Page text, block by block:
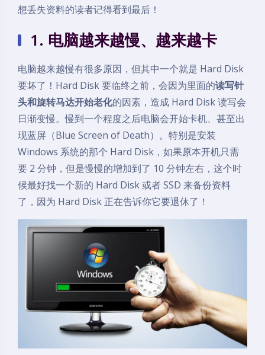
想丢失资料的读者记得看到最后！
1. 电脑越来越慢、越来越卡
电脑越来越慢有很多原因，但其中一个就是 Hard Disk
要坏了！Hard Disk 要临终之前，会因为里面的读写针
头和旋转马达开始老化的因素，造成 Hard Disk 读写会
日渐变慢。慢到一个程度之后电脑会开始卡机、甚至出
现蓝屏（Blue Screen of Death）。特别是安装
Windows 系统的那个 Hard Disk，如果原本开机只需
要 2 分钟，但是慢慢的增加到了 10 分钟左右，这个时
候最好找一个新的 Hard Disk 或者 SSD 来备份资料
了，因为 Hard Disk 正在告诉你它要退休了！